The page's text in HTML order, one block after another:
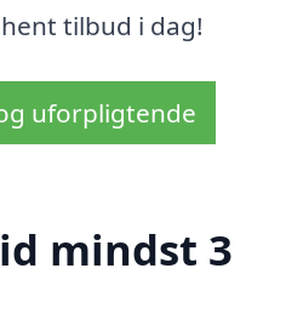
tilbud i dag!
uforpligtende
mindst 3